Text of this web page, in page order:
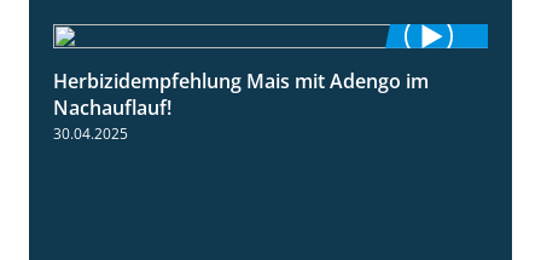
1:27
Herbizidempfehlung Mais mit Adengo im
Nachauflauf!
30.04.2025